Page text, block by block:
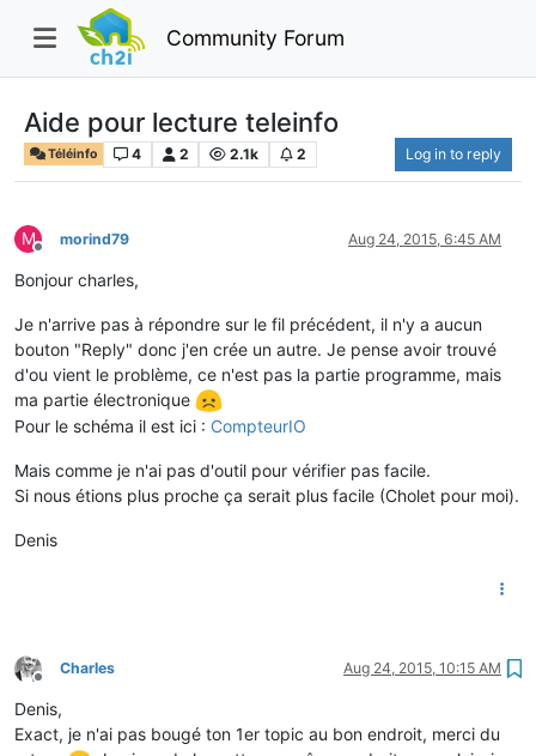
Community Forum
Aide pour lecture teleinfo
Téléinfo 4 2 2.1k 2 Log in to reply
M
Offline
morind79 Aug 24, 2015, 6:45 AM
Bonjour charles,
Je n'arrive pas à répondre sur le fil précédent, il n'y a aucun
bouton "Reply" donc j'en crée un autre. Je pense avoir trouvé
d'ou vient le problème, ce n'est pas la partie programme, mais
ma partie électronique
Pour le schéma il est ici : CompteurIO
Mais comme je n'ai pas d'outil pour vérifier pas facile.
Si nous étions plus proche ça serait plus facile (Cholet pour moi).
Denis
Offline
Charles Aug 24, 2015, 10:15 AM
Denis,
Exact, je n'ai pas bougé ton 1er topic au bon endroit, merci du